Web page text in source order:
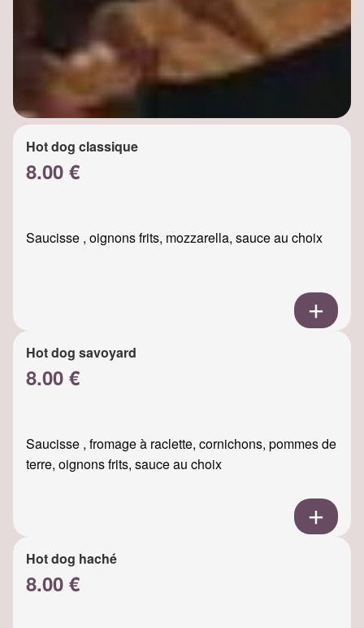
Hot dog classique
8.00 €
Saucisse , oignons frits, mozzarella, sauce au choix
Hot dog savoyard
8.00 €
Saucisse , fromage à raclette, cornichons, pommes de
terre, oignons frits, sauce au choix
Hot dog haché
8.00 €